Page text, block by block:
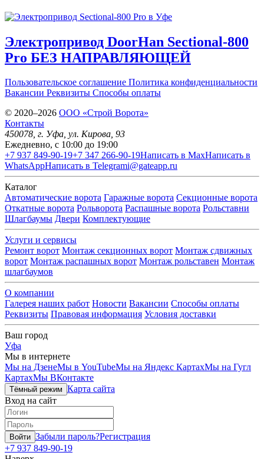
Электропривод DoorHan Sectional-800
Pro БЕЗ НАПРАВЛЯЮЩЕЙ
Пользовательское соглашение Политика конфиденциальности
Вакансии Реквизиты Способы оплаты
© 2020–2026 OOO «Строй Ворота»
Контакты
450078, г. Уфа, ул. Кирова, 93
Ежедневно, с 10:00 до 19:00
+7 937 849-90-19+7 347 266-90-19Написать в MaxНаписать в
WhatsAppНаписать в Telegrami@gateapp.ru
Каталог
Автоматические ворота Гаражные ворота Секционные ворота
Откатные ворота Рольворота Распашные ворота Рольставни
Шлагбаумы Двери Комплектующие
Услуги и сервисы
Ремонт ворот Монтаж секционных ворот Монтаж сдвижных
ворот Монтаж распашных ворот Монтаж рольставен Монтаж
шлагбаумов
О компании
Галерея наших работ Новости Вакансии Способы оплаты
Реквизиты Правовая информация Условия доставки
Ваш город
Уфа
Мы в интернете
Мы на ДзенеМы в YouTubeМы на Яндекс КартахМы на Гугл
КартахМы ВКонтакте
Тёмный режим Карта сайта
Вход на сайт
Войти Забыли пароль?Регистрация
+7 937 849-90-19